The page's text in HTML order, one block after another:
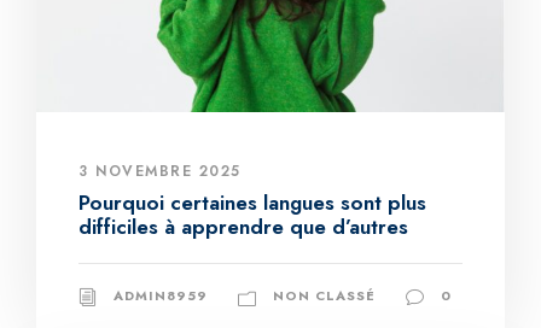
3 NOVEMBRE 2025
Pourquoi certaines langues sont plus
difficiles à apprendre que d’autres
ADMIN8959 NON CLASSÉ 0